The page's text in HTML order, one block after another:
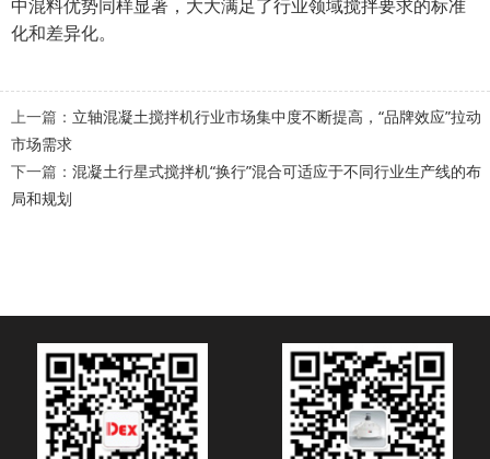
中混料优势同样显著，大大满足了行业领域搅拌要求的标准
化和差异化。
上一篇： 立轴混凝土搅拌机行业市场集中度不断提高，“品牌效应”拉动
市场需求
下一篇： 混凝土行星式搅拌机“换行”混合可适应于不同行业生产线的布
局和规划